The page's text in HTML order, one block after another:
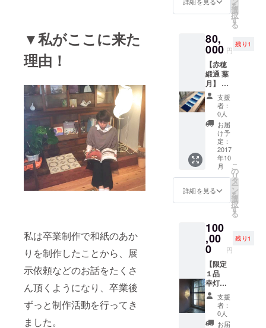
▼私がここに来た
理由！
私は卒業制作で和紙のあか
りを制作したことから、展
示依頼などのお話をたくさ
ん頂くようになり、卒業後
ずっと制作活動を行ってき
ました。
くださ
い。
の家宿
り：3人
まで泊
まれま
す。 ※
カップ
ル及び
女性の
み ※宿
泊概要
は別途
支援者
にお知
らせし
ます。
＋ ・お
礼のポ
スト
検地図
＋ ・森
の庭入
場チ
ケット
回数
券 500
円×２枚
※有効期
限２０
１８年
を
選
択
す
る
80,
000 円
残り1
【赤穂
緞通 葉
月】 ・
本藍染
ミニラ
グ
20cm×
90cm
詳しく
は→
http://a
kodant
su.com/
works/
+ ・森
素泊ま
り：3人
まで泊
まれま
す。 ※
宿泊概
要は別
途支援
者にお
知らせ
しま
支援
者：
0人
お届
け予
定：
2017
年10
月
詳細を見る
こ
の
リ
タ
ー
ン
を
選
択
す
る
100
,00
0 円
残り1
【限定
１品
幸灯工
房オリ
ジナ
ル】 ・
和紙の
支援
者：
0人
お届